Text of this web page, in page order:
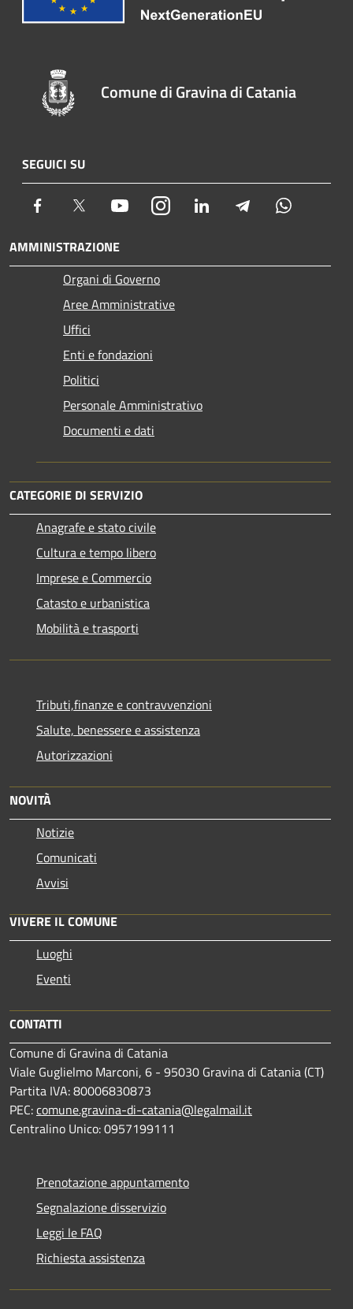
Comune di Gravina di Catania
SEGUICI SU
Facebook Twitter YoutubeInstagram LinkedIn Telegram
AMMINISTRAZIONE
Organi di Governo
Aree Amministrative
Uffici
Enti e fondazioni
Politici
Personale Amministrativo
Documenti e dati
CATEGORIE DI SERVIZIO
Anagrafe e stato civile
Cultura e tempo libero
Imprese e Commercio
Catasto e urbanistica
Mobilità e trasporti
Tributi,finanze e contravvenzioni
Salute, benessere e assistenza
Autorizzazioni
NOVITÀ
Notizie
Comunicati
Avvisi
VIVERE IL COMUNE
Luoghi
Eventi
CONTATTI
Comune di Gravina di Catania
Viale Guglielmo Marconi, 6 - 95030 Gravina di Catania (CT)
Partita IVA: 80006830873
PEC:comune.gravina-di-catania@legalmail.it
Centralino Unico: 0957199111
Prenotazione appuntamento
Segnalazione disservizio
Leggi le FAQ
Richiesta assistenza